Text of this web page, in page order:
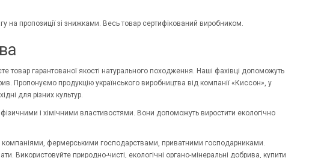
на пропозиції зі знижками. Весь товар сертифікований виробником.
гарантованої якості натурального походження. Наші фахівці допоможуть
Пропонуємо продукцію українського виробництва від компанії «Киссон», у
для різних культур.
і хімічними властивостями. Вони допоможуть виростити екологічно
фермерськими господарствами, приватними господарниками.
Використовуйте природно-чисті, екологічні органо-мінеральні добрива, купити